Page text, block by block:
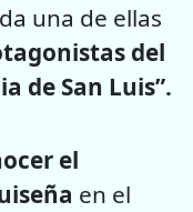
una de ellas
del
de San Luis”.
el
en el